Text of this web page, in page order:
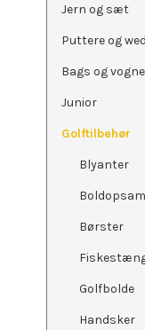
Jern og sæt
Puttere og
Bags og vogne
Junior
Golftilbehør
Blyanter
Børster
Golfbolde
Handsker